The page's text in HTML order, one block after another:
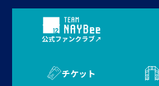
公式ファンクラブ
チケット